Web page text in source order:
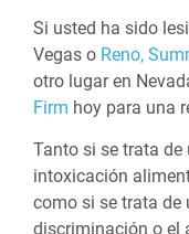
Si usted ha sido
Vegas o Reno,
otro lugar en
Firm hoy para una
Tanto si se trata
intoxicación
como si se trata de
discriminación o el